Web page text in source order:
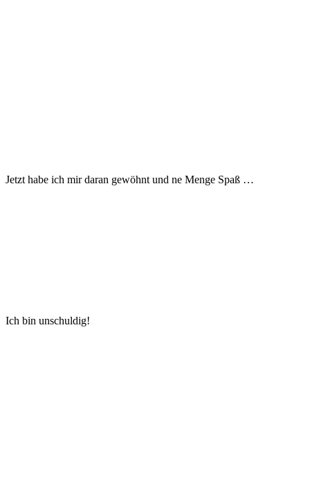
Jetzt habe ich mir daran gewöhnt und ne Menge Spaß …
Ich bin unschuldig!